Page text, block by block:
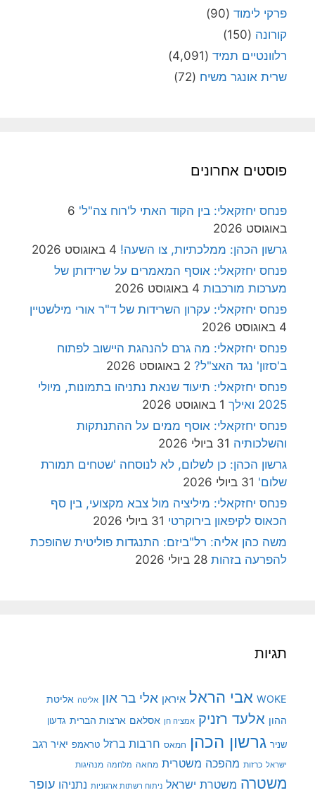
פרקי לימוד (90)
קורונה (150)
רלוונטיים תמיד (4,091)
שרית אונגר משיח (72)
פוסטים אחרונים
פנחס יחזקאלי: בין הקוד האתי ל'רוח צה"ל' 6
באוגוסט 2026
גרשון הכהן: ממלכתיות, צו השעה! 4 באוגוסט 2026
פנחס יחזקאלי: אוסף המאמרים על שרידותן של
מערכות מורכבות 4 באוגוסט 2026
פנחס יחזקאלי: עקרון השרידות של ד"ר אורי מילשטיין
4 באוגוסט 2026
פנחס יחזקאלי: מה גרם להנהגת היישוב לפתוח
ב'סזון' נגד האצ"ל? 2 באוגוסט 2026
פנחס יחזקאלי: תיעוד שנאת נתניהו בתמונות, מיולי
2025 ואילך
1 באוגוסט 2026
פנחס יחזקאלי: אוסף ממים על ההתנתקות
והשלכותיה 31 ביולי 2026
גרשון הכהן: כן לשלום, לא לנוסחה 'שטחים תמורת
שלום' 31 ביולי 2026
פנחס יחזקאלי: מיליציה מול צבא מקצועי, בין סף
הכאוס לקיפאון בירוקרטי 31 ביולי 2026
משה כהן אליה: רל"ביזם: התנגדות פוליטית שהופכת
להפרעה בזהות 28 ביולי 2026
תגיות
WOKE אבי הראל איראן אלי בר און אליטה אליטת
ההון אלעד רזניק אמציה חן אסלאם ארצות הברית גדעון
שניר גרשון הכהן חמאס חרבות ברזל טראמפ יאיר רגב
ישראל כרזות מהפכה משטרית מחאה מלחמה מנהיגות
משטרה משטרת ישראל ניתוח רשתות ארגוניות נתניהו עופר